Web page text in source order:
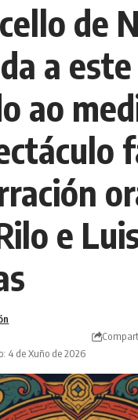
de
a este
ao
e
4 de Xuño de 2026